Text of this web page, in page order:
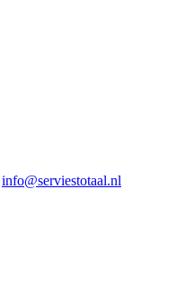
info@serviestotaal.nl